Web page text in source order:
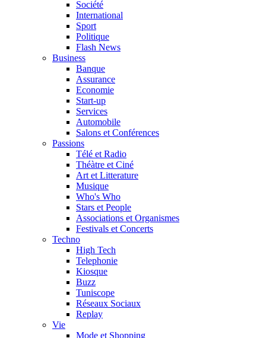
Société
International
Sport
Politique
Flash News
Business
Banque
Assurance
Economie
Start-up
Services
Automobile
Salons et Conférences
Passions
Télé et Radio
Théàtre et Ciné
Art et Litterature
Musique
Who's Who
Stars et People
Associations et Organismes
Festivals et Concerts
Techno
High Tech
Telephonie
Kiosque
Buzz
Tuniscope
Réseaux Sociaux
Replay
Vie
Mode et Shopping